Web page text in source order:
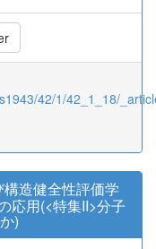
42/1/42_1_18/
造健全性評価学
応用(<特集II>分子
)